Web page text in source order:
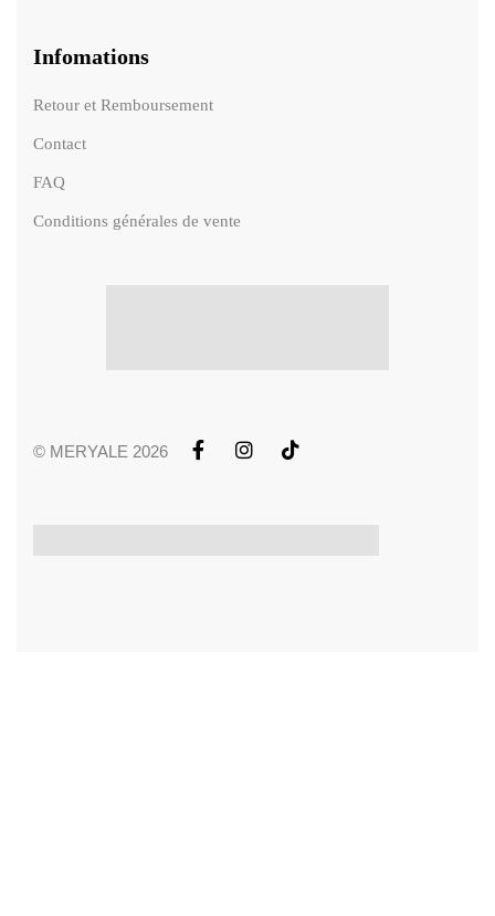
Infomations
Retour et Remboursement
Contact
FAQ
Conditions générales de vente
© MERYALE 2026